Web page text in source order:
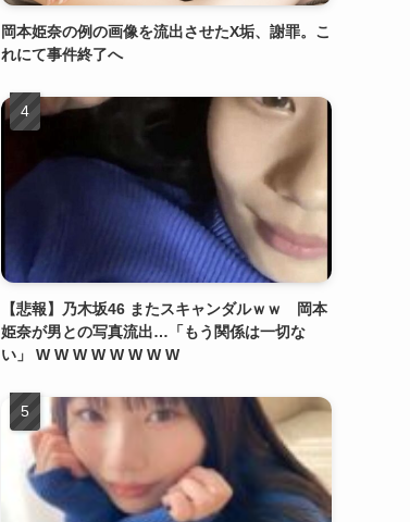
岡本姫奈の例の画像を流出させたX垢、謝罪。こ
れにて事件終了へ
【悲報】乃木坂46 またスキャンダルｗｗ 岡本
姫奈が男との写真流出…「もう関係は一切な
い」 W W W W W W W W